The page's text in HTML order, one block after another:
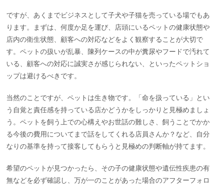
ですが、あくまでビジネスとして子犬や子猫を売っている場でもあ
ります。まずは、何度か足を運び、店頭にいるペットの健康状態や
店内の衛生状態、顧客への対応などをよく観察することが大切で
す。ペットの扱いが乱暴、陳列ケースの中が糞尿やフードで汚れて
いる、顧客への対応に誠実さが感じられない、といったペットショ
ップは避けるべきです。
当然のことですが、ペットは生き物です。「命を扱っている」とい
う自覚と責任感を持っている店かどうかをしっかりと見極めましょ
う。ペットを飼う上での心構えやお世話の難しさ、飼うことでかか
る今後の費用についてまで話をしてくれる店員さんか？など、自分
なりの基準を持って接客してもらうと見極めの判断軸が持てます。
希望のペットが見つかったら、その子の健康状態や遺伝性疾患の有
無などを必ず確認し、万が一のことがあった場合のアフターフォロ